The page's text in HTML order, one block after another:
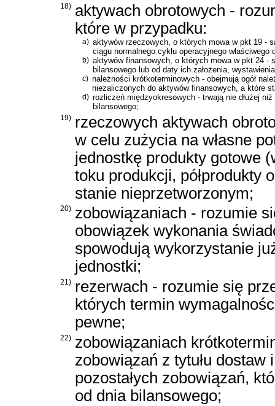
18) aktywach obrotowych -
które w przypadku:
a) aktywów rzeczowych, o których mowa w pkt 19 -
ciągu normalnego cyklu operacyjnego
b) aktywów finansowych, o których mowa w pkt 24 -
bilansowego lub od daty ich założenia,
c) należności krótkoterminowych - obejmują ogół
niezaliczonych do aktywów finansowych, a które
d) rozliczeń międzyokresowych - trwają nie dłużej
bilansowego;
19) rzeczowych aktywach
w celu zużycia na własne
jednostkę produkty gotowe
toku produkcji, półprodukty
stanie nieprzetworzonym;
20) zobowiązaniach - rozumie
obowiązek wykonania
spowodują wykorzystanie
jednostki;
21) rezerwach - rozumie się
których termin
pewne;
22) zobowiązaniach
zobowiązań z tytułu dostaw
pozostałych zobowiązań,
od dnia bilansowego;